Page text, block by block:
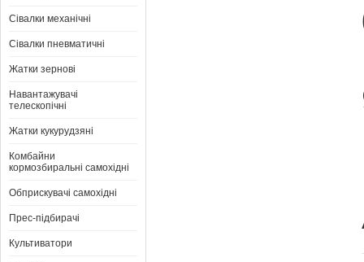
Сівалки механічні
Сівалки пневматичні
Жатки зернові
Навантажувачі
телескопічні
Жатки кукурудзяні
Комбайни
кормозбиральні самохідні
Обприскувачі самохідні
Прес-підбирачі
Культиватори